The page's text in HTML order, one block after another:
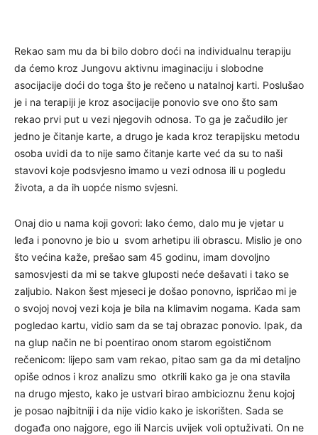
Rekao sam mu da bi bilo dobro doći na individualnu terapiju
da ćemo kroz Jungovu aktivnu imaginaciju i slobodne
asocijacije doći do toga što je rečeno u natalnoj karti. Poslušao
je i na terapiji je kroz asocijacije ponovio sve ono što sam
rekao prvi put u vezi njegovih odnosa. To ga je začudilo jer
jedno je čitanje karte, a drugo je kada kroz terapijsku metodu
osoba uvidi da to nije samo čitanje karte već da su to naši
stavovi koje podsvjesno imamo u vezi odnosa ili u pogledu
života, a da ih uopće nismo svjesni.
Onaj dio u nama koji govori: lako ćemo, dalo mu je vjetar u
leđa i ponovno je bio u svom arhetipu ili obrascu. Mislio je ono
što većina kaže, prešao sam 45 godinu, imam dovoljno
samosvjesti da mi se takve gluposti neće dešavati i tako se
zaljubio. Nakon šest mjeseci je došao ponovno, ispričao mi je
o svojoj novoj vezi koja je bila na klimavim nogama. Kada sam
pogledao kartu, vidio sam da se taj obrazac ponovio. Ipak, da
na glup način ne bi poentirao onom starom egoističnom
rečenicom: lijepo sam vam rekao, pitao sam ga da mi detaljno
opiše odnos i kroz analizu smo otkrili kako ga je ona stavila
na drugo mjesto, kako je ustvari birao ambicioznu ženu kojoj
je posao najbitniji i da nije vidio kako je iskorišten. Sada se
događa ono najgore, ego ili Narcis uvijek voli optuživati. On ne